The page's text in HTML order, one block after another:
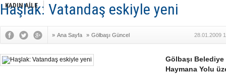
Mikail
Gölbaşı
KADIN AİLE
Haşlak: Vatandaş eskiyle yeni
» Ana Sayfa » Gölbaşı Güncel 28.01.2009
Gölbaşı Belediye
Haymana Yolu